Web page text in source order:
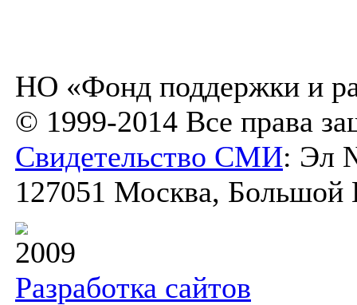
НО «Фонд поддержки и
© 1999-2014 Все права
Свидетельство СМИ: Эл
127051 Москва, Большой
2009
Разработка сайтов